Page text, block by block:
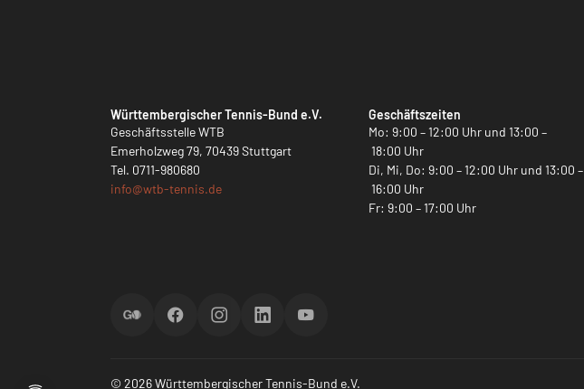
Württembergischer Tennis-Bund e.V.
Geschäftsstelle WTB
Emerholzweg 79, 70439 Stuttgart
Tel. 0711-980680
info@wtb-tennis.de
Geschäftszeiten
Mo: 9:00 – 12:00 Uhr und 13:00 –
18:00 Uhr
Di, Mi, Do: 9:00 – 12:00 Uhr und 13:00 –
16:00 Uhr
Fr: 9:00 – 17:00 Uhr
ScoreGOFacebookInstagramLinkedInYouTube
© 2026 Württembergischer Tennis-Bund e.V.